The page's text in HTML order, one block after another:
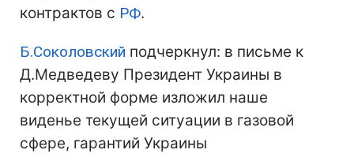
контрактов с РФ.
Б.Соколовский подчеркнул: в письме к
Д.Медведеву Президент Украины в
корректной форме изложил наше
виденье текущей ситуации в газовой
сфере, гарантий Украины